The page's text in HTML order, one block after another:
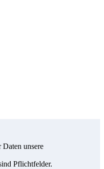
unsere
Pflichtfelder.